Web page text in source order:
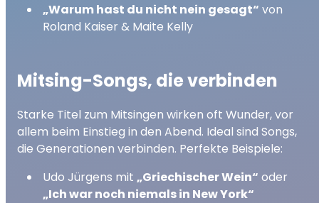
„Warum hast du nicht nein gesagt“ von
Roland Kaiser & Maite Kelly
Mitsing-Songs, die verbinden
Starke Titel zum Mitsingen wirken oft Wunder, vor
allem beim Einstieg in den Abend. Ideal sind Songs,
die Generationen verbinden. Perfekte Beispiele:
Udo Jürgens mit „Griechischer Wein“ oder
„Ich war noch niemals in New York“